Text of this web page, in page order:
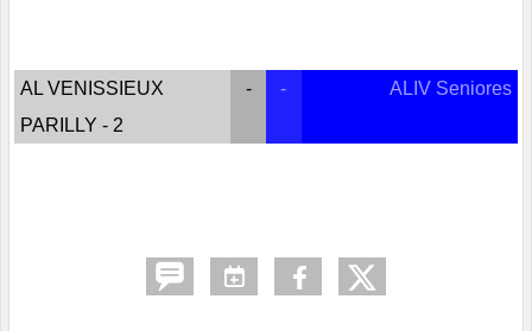
AL VENISSIEUX
PARILLY - 2
- - ALIV Seniores